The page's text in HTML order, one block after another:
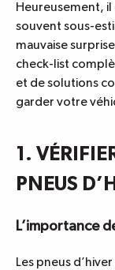
Heureusement, il
souvent sous-
mauvaise
check-list
et de solutions
garder votre
1.
PNEUS
L’importance
Les pneus